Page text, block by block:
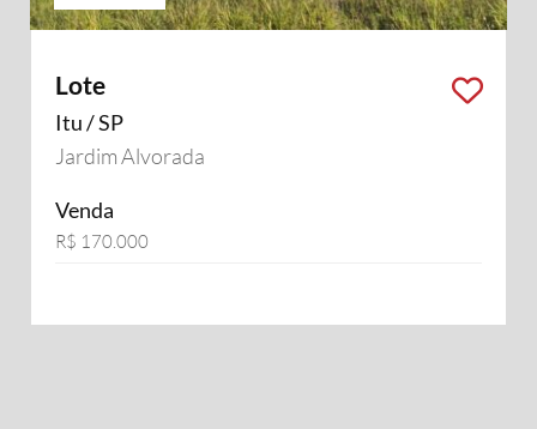
Lote
Itu / SP
Jardim Alvorada
Venda
R$ 170.000